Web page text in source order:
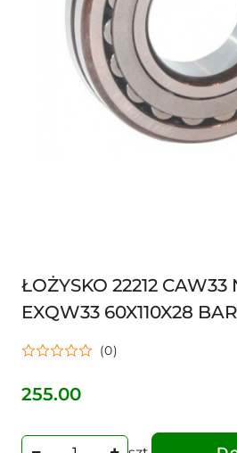
ŁOŻYSKO 22212
EXQW33 60X110X28
22212E1 Łożysko
(0)
Cena:
255.00